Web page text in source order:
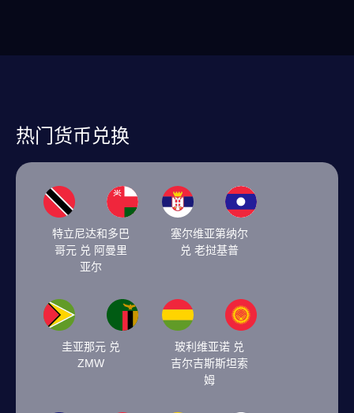
热门货币兑换
特立尼达和多巴
哥元 兑 阿曼里
亚尔
塞尔维亚第纳尔
兑 老挝基普
圭亚那元 兑
ZMW
玻利维亚诺 兑
吉尔吉斯斯坦索
姆